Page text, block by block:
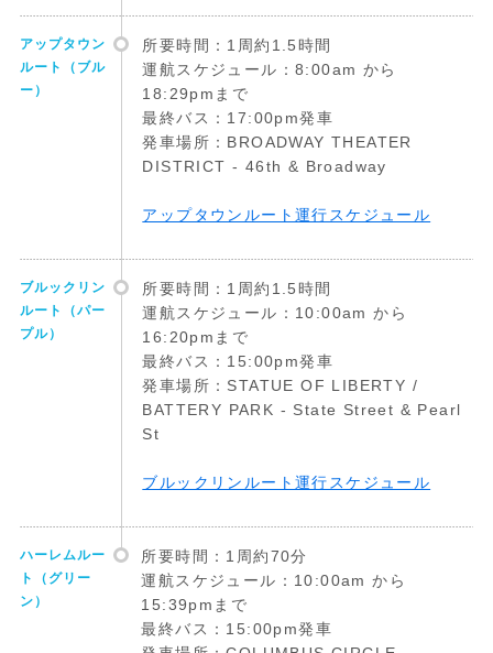
アップタウン
ルート（ブル
ー）
所要時間：1周約1.5時間
運航スケジュール：8:00am から
18:29pmまで
最終バス：17:00pm発車
発車場所：BROADWAY THEATER
DISTRICT - 46th & Broadway
アップタウンルート運行スケジュール
ブルックリン
ルート（パー
プル）
所要時間：1周約1.5時間
運航スケジュール：10:00am から
16:20pmまで
最終バス：15:00pm発車
発車場所：STATUE OF LIBERTY /
BATTERY PARK - State Street & Pearl
St
ブルックリンルート運行スケジュール
ハーレムルー
ト（グリー
ン）
所要時間：1周約70分
運航スケジュール：10:00am から
15:39pmまで
最終バス：15:00pm発車